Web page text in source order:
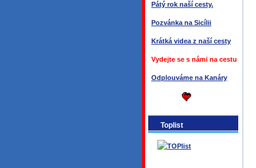
Pátý rok naší cesty.
Pozvánka na Sicílii
Krátká videa z naší cesty
Vydejte se s námi na cestu
Odplouváme na Kanáry
Toplist